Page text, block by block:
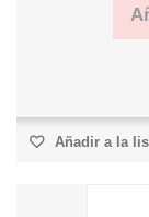
Añadir a la